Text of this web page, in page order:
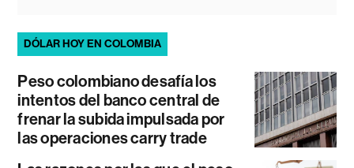
DÓLAR HOY EN COLOMBIA
Peso colombiano desafía los
intentos del banco central de
frenar la subida impulsada por
las operaciones carry trade